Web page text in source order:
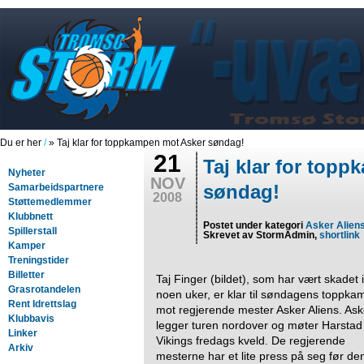
Du er her /» Taj klar for toppkampen mot Asker søndag!
Nyheter
Samarbeidspartnere
Støttemedlemmer
Klubbnett
Spillerstall
Kamper
Treningstider
Billetter
Grasrotandelen
Rent Idrettslag
Klubbavis
Linker
Arkiv
21
NOV
2008
Taj klar for
søndag!
Postet under kategoriAsker
Skrevet av StormAdmin,shortlink
Taj Finger (bildet), som har vært skadet i
noen uker, er klar til søndagens
mot regjerende mester Asker Aliens.
legger turen nordover og møter Harstad
Vikings fredags kveld. De regjerende
mesterne har et lite press på seg før